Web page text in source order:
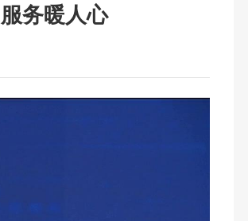
务暖人心